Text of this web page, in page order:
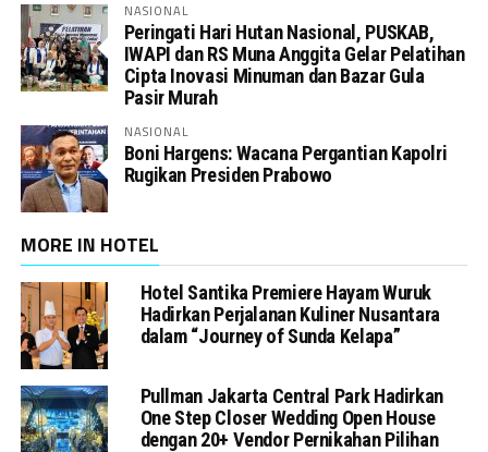
NASIONAL
Peringati Hari Hutan Nasional, PUSKAB,
IWAPI dan RS Muna Anggita Gelar Pelatihan
Cipta Inovasi Minuman dan Bazar Gula
Pasir Murah
NASIONAL
Boni Hargens: Wacana Pergantian Kapolri
Rugikan Presiden Prabowo
MORE IN HOTEL
Hotel Santika Premiere Hayam Wuruk
Hadirkan Perjalanan Kuliner Nusantara
dalam “Journey of Sunda Kelapa”
Pullman Jakarta Central Park Hadirkan
One Step Closer Wedding Open House
dengan 20+ Vendor Pernikahan Pilihan